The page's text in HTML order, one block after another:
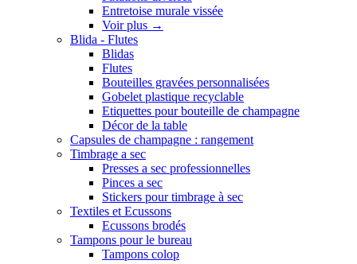
Entretoise murale vissée
Voir plus →
Blida - Flutes
Blidas
Flutes
Bouteilles gravées personnalisées
Gobelet plastique recyclable
Etiquettes pour bouteille de champagne
Décor de la table
Capsules de champagne : rangement
Timbrage a sec
Presses a sec professionnelles
Pinces a sec
Stickers pour timbrage à sec
Textiles et Ecussons
Ecussons brodés
Tampons pour le bureau
Tampons colop